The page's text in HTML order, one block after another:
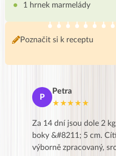
1 hrnek marmelády
Poznačit si k receptu
P
Petra
★★★★★
Za 14 dní jsou dole 2
boky &#8211; 5 cm.
výborně zpracovaný,